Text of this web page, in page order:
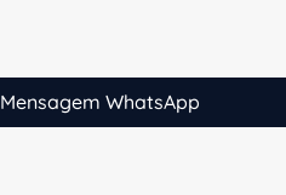
Mensagem WhatsApp